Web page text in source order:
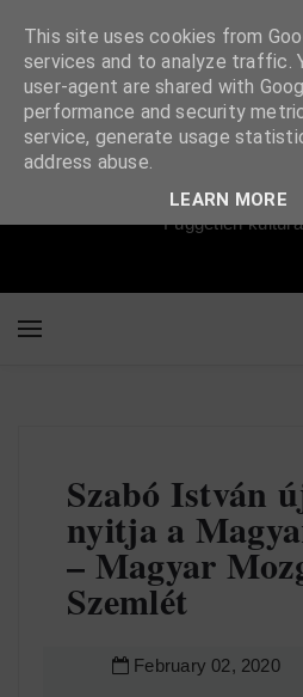
Független
Szabó István
nyitja a
– Magyar
Szemlét
February 02, 2020
This site uses cookies from
services and to analyze traffic.
user-agent are shared with
performance and security
service, generate usage
address abuse.
LEARN MORE